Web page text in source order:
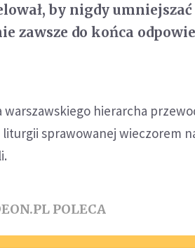
by nigdy
zawsze do końca
hierarcha
liturgii sprawowanej wieczorem
POLECA